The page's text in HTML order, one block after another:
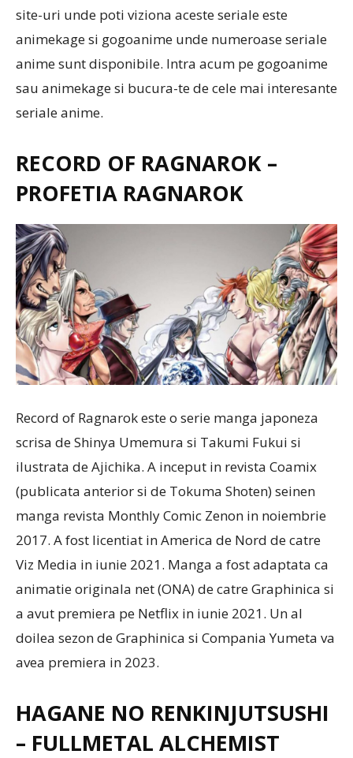
site-uri unde poti viziona aceste seriale este
animekage si gogoanime unde numeroase seriale
anime sunt disponibile. Intra acum pe gogoanime
sau animekage si bucura-te de cele mai interesante
seriale anime.
RECORD OF RAGNAROK –
PROFETIA RAGNAROK
Record of Ragnarok este o serie manga japoneza
scrisa de Shinya Umemura si Takumi Fukui si
ilustrata de Ajichika. A inceput in revista Coamix
(publicata anterior si de Tokuma Shoten) seinen
manga revista Monthly Comic Zenon in noiembrie
2017. A fost licentiat in America de Nord de catre
Viz Media in iunie 2021. Manga a fost adaptata ca
animatie originala net (ONA) de catre Graphinica si
a avut premiera pe Netflix in iunie 2021. Un al
doilea sezon de Graphinica si Compania Yumeta va
avea premiera in 2023.
HAGANE NO RENKINJUTSUSHI
– FULLMETAL ALCHEMIST